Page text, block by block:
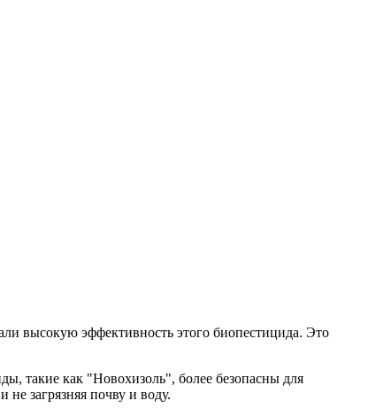
высокую эффективность этого биопестицида. Это
такие как "Новохизоль", более безопасны для
загрязняя почву и воду.